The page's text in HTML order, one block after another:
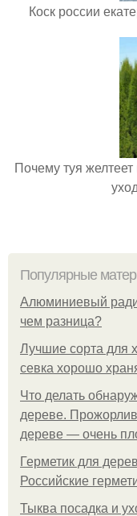
Коск россии
Почему туя
Популярные
Алюминиевый
чем разница?
Лучшие сорта для
севка хорошо
Что делать
дереве.
дереве — очень
Герметик для
Российские
Тыква посадка и